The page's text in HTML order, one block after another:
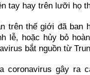
tay hay trên lưỡi họ
trên thế giới đã ban
lễ, hoặc hủy bỏ
bắt nguồn từ
coronavirus gây ra